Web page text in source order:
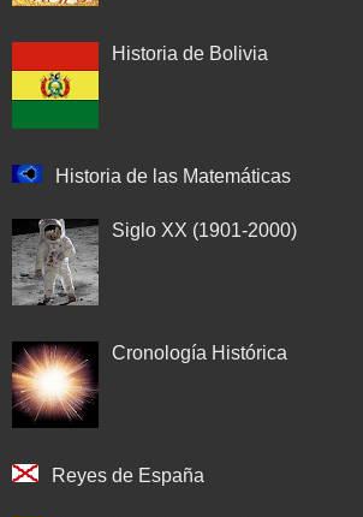
Historia de Bolivia
Historia de las Matemáticas
Siglo XX (1901-2000)
Cronología Histórica
Reyes de España